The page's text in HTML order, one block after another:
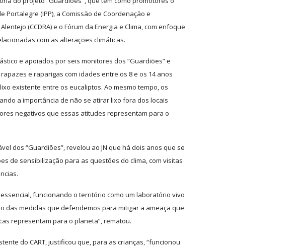
Portalegre (IPP), a Comissão de Coordenação e
(CCDRA) e o Fórum da Energia e Clima, com enfoque
com as alterações climáticas.
e apoiados por seis monitores dos “Guardiões” e
rapazes e raparigas com idades entre os 8 e os 14 anos
existente entre os eucaliptos. Ao mesmo tempo, os
a importância de não se atirar lixo fora dos locais
negativos que essas atitudes representam para o
dos “Guardiões”, revelou ao JN que há dois anos que se
de sensibilização para as questões do clima, com visitas
funcionando o território como um laboratório vivo
das medidas que defendemos para mitigar a ameaça que
representam para o planeta”, rematou.
do CART, justificou que, para as crianças, “funcionou